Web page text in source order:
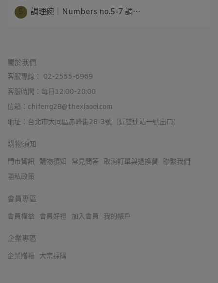
調理碗｜Numbers no.5-7 調⋯
關於我們
客服專線： 02-2555-6969
客服時間：每日12:00-20:00
信箱：chifeng28@thexiaoqi.com
地址：台北市大同區赤峰街28-3號（近雙連站一號出口）
購物須知
門市資訊 購物須知 常見問答 取消訂單與退換貨
聯繫我們
隱私政策
會員專區
會員權益 會員好禮 加入會員 我的帳戶
企業專區
企業贈禮 大宗採購